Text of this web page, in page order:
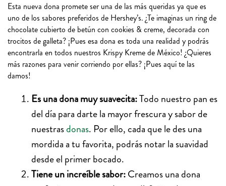
Esta nueva dona promete ser una de las más queridas ya que es
uno de los sabores preferidos de Hershey’s. ¿Te imaginas un ring de
chocolate cubierto de betún con cookies & creme, decorada con
trocitos de galleta? ¡Pues esa dona es toda una realidad y podrás
encontrarla en todos nuestros Krispy Kreme de México! ¿Quieres
más razones para venir corriendo por ellas? ¡Pues aquí te las
damos!
Es una dona muy suavecita:Todo nuestro pan es
del día para darte la mayor frescura y sabor de
nuestrasdonas. Por ello, cada que le des una
mordida a tu favorita, podrás notar la suavidad
desde el primer bocado.
Tiene un increíble sabor:Creamos una dona